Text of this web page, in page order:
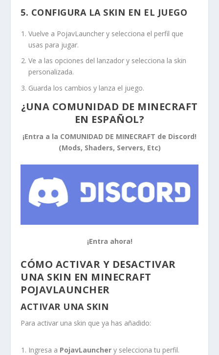
5. CONFIGURA LA SKIN EN EL JUEGO
Vuelve a PojavLauncher y selecciona el perfil que
usas para jugar.
Ve a las opciones del lanzador y selecciona la skin
personalizada.
Guarda los cambios y lanza el juego.
¿UNA COMUNIDAD DE MINECRAFT
EN ESPAÑOL?
¡Entra a la COMUNIDAD DE MINECRAFT de Discord!
(Mods, Shaders, Servers, Etc)
¡Entra ahora!
CÓMO ACTIVAR Y DESACTIVAR
UNA SKIN EN MINECRAFT
POJAVLAUNCHER
ACTIVAR UNA SKIN
Para activar una skin que ya has añadido:
Ingresa a PojavLauncher y selecciona tu perfil.